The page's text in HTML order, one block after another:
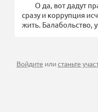
О да, вот дадут
сразу и коррупция
жить. Балабольство,
Войдите илистаньте